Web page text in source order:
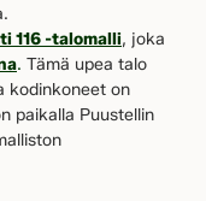
116 -talomalli, joka
. Tämä upea talo
kodinkoneet on
paikalla Puustellin